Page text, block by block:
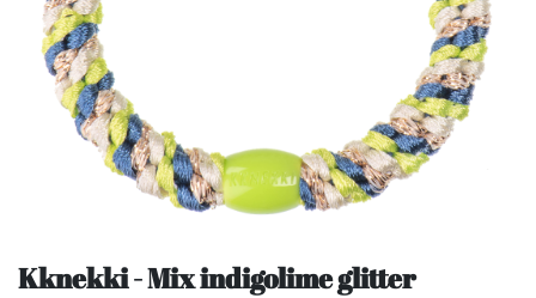
Kknekki - Mix indigolime glitter